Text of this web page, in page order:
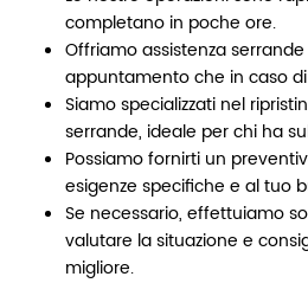
completano in poche ore.
Offriamo assistenza
appuntamento che in caso
Siamo specializzati nel
serrande, ideale per chi ha
Possiamo fornirti un
esigenze specifiche e al tuo
Se necessario, effettuiamo
valutare la situazione e
migliore.